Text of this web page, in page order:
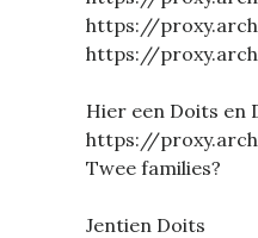
https://
https://
Hier een Doits en
https://
Twee families?
Jentien Doits